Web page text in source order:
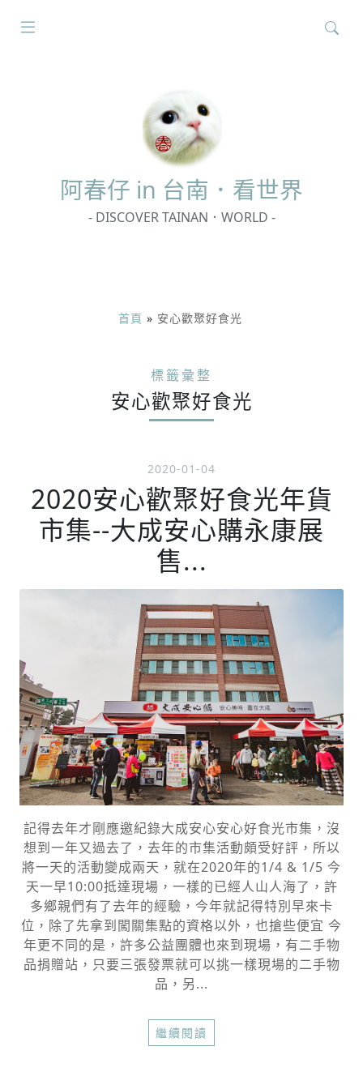
阿春仔 in 台南．看世界
- DISCOVER TAINAN．WORLD -
首頁 » 安心歡聚好食光
標籤彙整
安心歡聚好食光
2020-01-04
2020安心歡聚好食光年貨
市集--大成安心購永康展
售...
記得去年才剛應邀紀錄大成安心安心好食光市集，沒
想到一年又過去了，去年的市集活動頗受好評，所以
將一天的活動變成兩天，就在2020年的1/4 & 1/5 今
天一早10:00抵達現場，一樣的已經人山人海了，許
多鄉親們有了去年的經驗，今年就記得特別早來卡
位，除了先拿到闖關集點的資格以外，也搶些便宜 今
年更不同的是，許多公益團體也來到現場，有二手物
品捐贈站，只要三張發票就可以挑一樣現場的二手物
品，另...
繼續閱讀